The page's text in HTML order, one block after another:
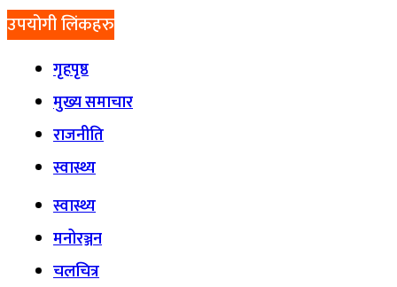
उपयोगी लिंकहरु
गृहपृष्ठ
मुख्य समाचार
राजनीति
स्वास्थ्य
स्वास्थ्य
मनोरञ्जन
चलचित्र